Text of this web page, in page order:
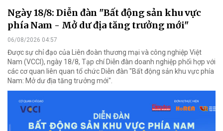
Ngày 18/8: Diễn đàn "Bất động sản khu vực
phía Nam - Mở dư địa tăng trưởng mới"
06/08/2026 04:57
Được sự chỉ đạo của Liên đoàn thương mại và công nghiệp Việt
Nam (VCCI), ngày 18/8, Tạp chí Diễn đàn doanh nghiệp phối hợp với
các cơ quan liên quan tổ chức Diễn đàn "Bất động sản khu vực phía
Nam: Mở dư địa tăng trưởng mới".